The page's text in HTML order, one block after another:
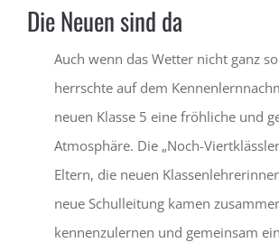
LERNEN
LEBEN
SERVICE
Die Neuen sind da
Auch wenn das Wetter nicht ganz
herrschte auf dem
neuen Klasse 5 eine fröhliche und
Atmosphäre. Die „Noch-
Eltern, die neuen
neue Schulleitung kamen
kennenzulernen und gemeinsam